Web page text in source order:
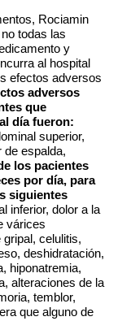
Rociamin
todas las
y
al hospital
efectos adversos
adversos
que
día fueron:
superior,
de espalda,
los pacientes
por día, para
siguientes
inferior, dolor a la
várices
celulitis,
deshidratación,
hiponatremia,
alteraciones de la
temblor,
que alguno de